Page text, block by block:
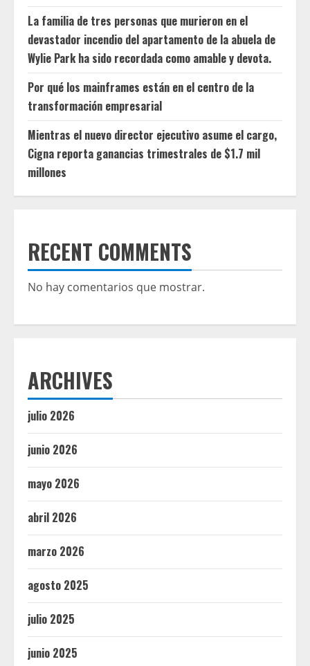
La familia de tres personas que murieron en el
devastador incendio del apartamento de la abuela de
Wylie Park ha sido recordada como amable y devota.
Por qué los mainframes están en el centro de la
transformación empresarial
Mientras el nuevo director ejecutivo asume el cargo,
Cigna reporta ganancias trimestrales de $1.7 mil
millones
RECENT COMMENTS
No hay comentarios que mostrar.
ARCHIVES
julio 2026
junio 2026
mayo 2026
abril 2026
marzo 2026
agosto 2025
julio 2025
junio 2025